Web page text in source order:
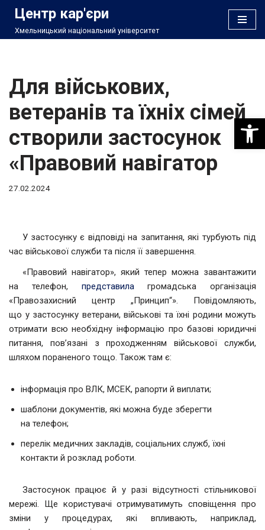
Перейти
Центр кар'єри
Хмельницький національний університет
Для військових,
ветеранів та їхніх сімей
створили застосунок
«Правовий навігатор
27.02.2024
У застосунку є відповіді на запитання, які турбують під
час військової служби та після її завершення.
«Правовий навігатор», який тепер можна завантажити
на телефон, представилагромадська організація
«Правозахисний центр „Принцип“». Повідомляють,
що у застосунку ветерани, військові та їхні родини можуть
отримати всю необхідну інформацію про базові юридичні
питання, пов’язані з проходженням військової служби,
шляхом пораненого тощо. Також там є:
інформація про ВЛК, МСЕК, рапорти й виплати;
шаблони документів, які можна буде зберегти
на телефон;
перелік медичних закладів, соціальних служб, їхні
контакти й розклад роботи.
Застосунок працює й у разі відсутності стільникової
мережі. Ще користувачі отримуватимуть сповіщення про
зміни у процедурах, які впливають, наприклад,